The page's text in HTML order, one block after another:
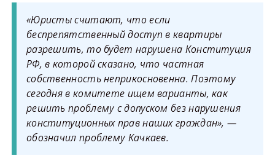
«Юристы считают, что если
беспрепятственный доступ в квартиры
разрешить, то будет нарушена Конституция
РФ, в которой сказано, что частная
собственность неприкосновенна. Поэтому
сегодня в комитете ищем варианты, как
решить проблему с допуском без нарушения
конституционных прав наших граждан», —
обозначил проблему Качкаев.